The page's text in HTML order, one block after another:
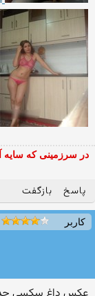
در سرزمینی که
پاسخ بازگفت
کاربر